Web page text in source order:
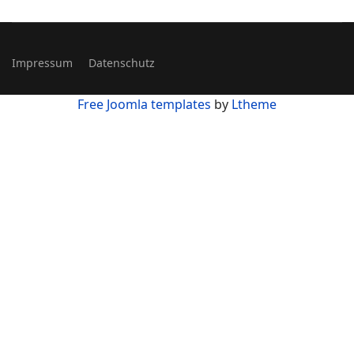
Impressum Datenschutz
Free Joomla templates by Ltheme